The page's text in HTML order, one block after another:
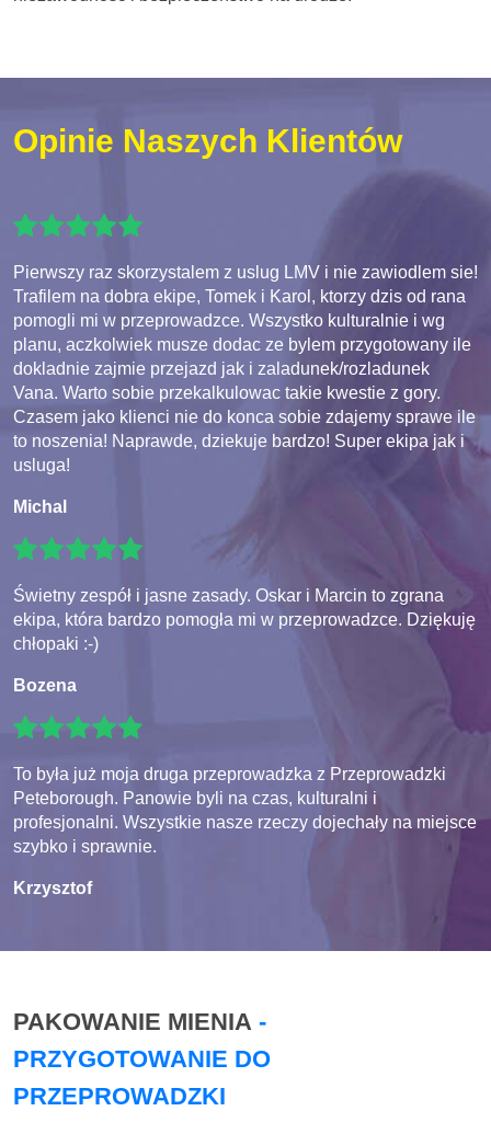
Opinie Naszych Klientów
Pierwszy raz skorzystalem z uslug LMV i nie zawiodlem sie!
Trafilem na dobra ekipe, Tomek i Karol, ktorzy dzis od rana
pomogli mi w przeprowadzce. Wszystko kulturalnie i wg
planu, aczkolwiek musze dodac ze bylem przygotowany ile
dokladnie zajmie przejazd jak i zaladunek/rozladunek
Vana. Warto sobie przekalkulowac takie kwestie z gory.
Czasem jako klienci nie do konca sobie zdajemy sprawe ile
to noszenia! Naprawde, dziekuje bardzo! Super ekipa jak i
usluga!
Michal
Świetny zespół i jasne zasady. Oskar i Marcin to zgrana
ekipa, która bardzo pomogła mi w przeprowadzce. Dziękuję
chłopaki :-)
Bozena
To była już moja druga przeprowadzka z Przeprowadzki
Peteborough. Panowie byli na czas, kulturalni i
profesjonalni. Wszystkie nasze rzeczy dojechały na miejsce
szybko i sprawnie.
Krzysztof
PAKOWANIE MIENIA -
PRZYGOTOWANIE DO
PRZEPROWADZKI